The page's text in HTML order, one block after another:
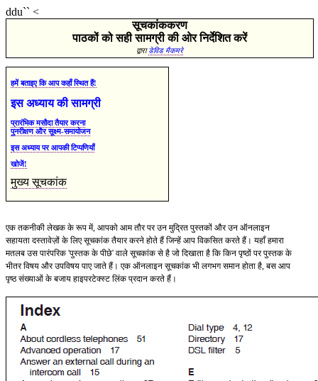
ddu`` <
सूचकांककरण
पाठकों को सही सामग्री की ओर निर्देशित करें
द्वाराडेविड मैकमरे
हमें बताइए कि आप कहाँ स्थित हैं!
इस अध्याय की सामग्री
प्रारंभिक मसौदा तैयार करना
पुनरीक्षण और सूक्ष्म-समायोजन
इस अध्याय पर आपकी टिप्पणियाँ
खोजें!
मुख्य सूचकांक
एक तकनीकी लेखक के रूप में, आपको आम तौर पर उन मुद्रित पुस्तकों और उन ऑनलाइन
सहायता दस्तावेज़ों के लिए सूचकांक तैयार करने होते हैं जिन्हें आप विकसित करते हैं। यहाँ हमारा
मतलब उस पारंपरिक 'पुस्तक के पीछे' वाले सूचकांक से है जो दिखाता है कि किन पृष्ठों पर पुस्तक के
भीतर विषय और उपविषय पाए जाते हैं। एक ऑनलाइन सूचकांक भी लगभग समान होता है, बस आप
पृष्ठ संख्याओं के बजाय हाइपरटेक्स्ट लिंक प्रदान करते हैं।